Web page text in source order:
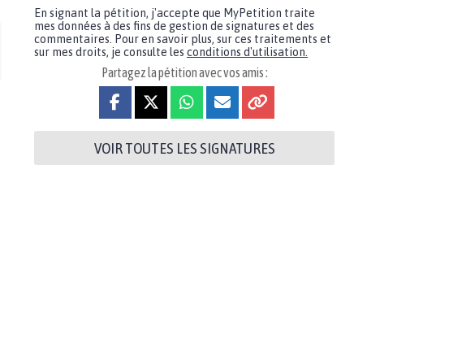
En signant la pétition, j'accepte que MyPetition traite
mes données à des fins de gestion de signatures et des
commentaires. Pour en savoir plus, sur ces traitements et
sur mes droits, je consulte les conditions d'utilisation.
Partagez la pétition avec vos amis :
VOIR TOUTES LES SIGNATURES